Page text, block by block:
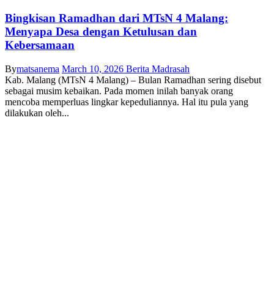
Bingkisan Ramadhan dari MTsN 4 Malang:
Menyapa Desa dengan Ketulusan dan
Kebersamaan
Bymatsanema March 10, 2026 Berita Madrasah
Kab. Malang (MTsN 4 Malang) – Bulan Ramadhan sering disebut
sebagai musim kebaikan. Pada momen inilah banyak orang
mencoba memperluas lingkar kepeduliannya. Hal itu pula yang
dilakukan oleh...